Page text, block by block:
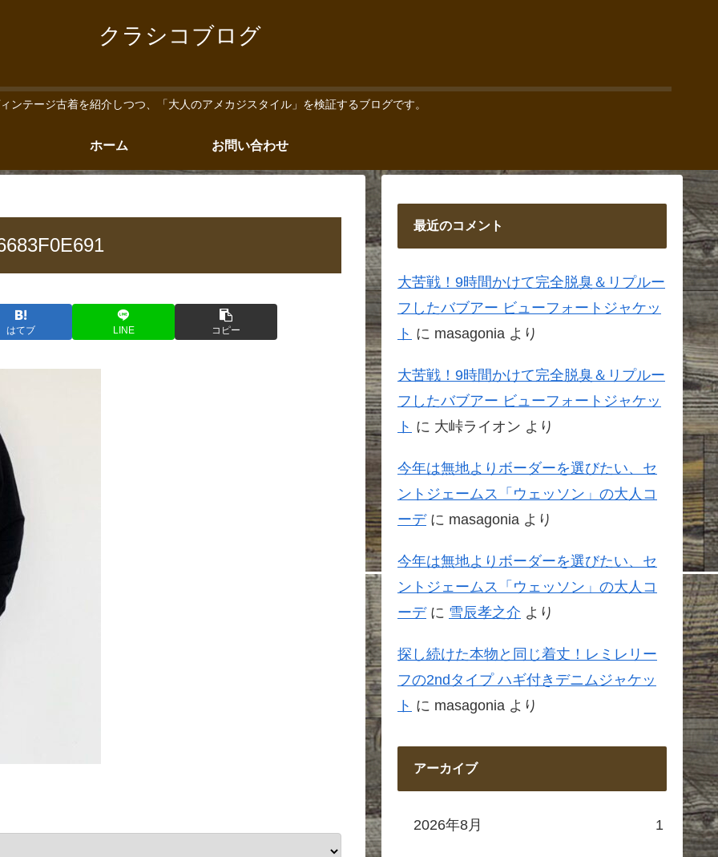
クラシコブログ
ンテージ古着を紹介しつつ、「大人のアメカジスタイル」を検証するブログです。
ホーム お問い合わせ
はてブ LINE コピー
最近のコメント
大苦戦！9時間かけて完全脱臭＆リプルー
フしたバブアー ビューフォートジャケッ
ト に masagonia より
大苦戦！9時間かけて完全脱臭＆リプルー
フしたバブアー ビューフォートジャケッ
ト に 大峠ライオン より
今年は無地よりボーダーを選びたい、セ
ントジェームス「ウェッソン」の大人コ
ーデに masagonia より
今年は無地よりボーダーを選びたい、セ
ントジェームス「ウェッソン」の大人コ
ーデに 雪辰孝之介 より
探し続けた本物と同じ着丈！レミレリー
フの2ndタイプ ハギ付きデニムジャケッ
ト に masagonia より
アーカイブ
2026年8月 1